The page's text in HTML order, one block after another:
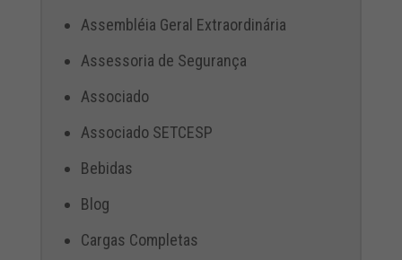
Assembléia Geral Extraordinária
Assessoria de Segurança
Associado
Associado SETCESP
Bebidas
Blog
Cargas Completas